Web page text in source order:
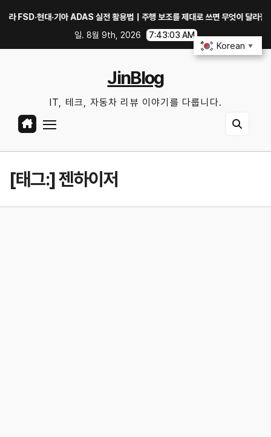
현대·기아 ADAS 실전 활용법｜주행 보조를 제대로 쓰면 무엇이 달라질까?
일. 8월 9th, 2026
7:43:03 AM
JinBlog
IT, 테크, 자동차 리뷰 이야기를 다룹니다.
[태그:]젠하이저
Korean ▼